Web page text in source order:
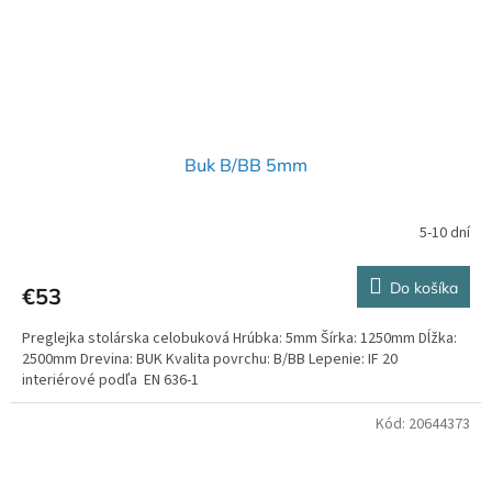
Buk B/BB 5mm
5-10 dní
€53 Do košíka
Preglejka stolárska celobuková Hrúbka: 5mm Šírka: 1250mm Dĺžka:
2500mm Drevina: BUK Kvalita povrchu: B/BB Lepenie: IF 20
interiérové podľa EN 636-1
Kód: 20644373